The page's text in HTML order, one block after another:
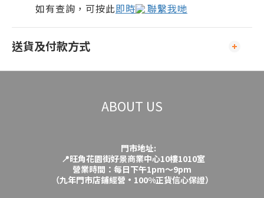
如有查詢，可按此即時 聯繫我哋
送貨及付款方式
ABOUT US
門市地址:
📍旺角花園街好景商業中心10樓1010室
營業時間：每日下午1pm～9pm
（九年門市店鋪經營·100%正貨信心保證）